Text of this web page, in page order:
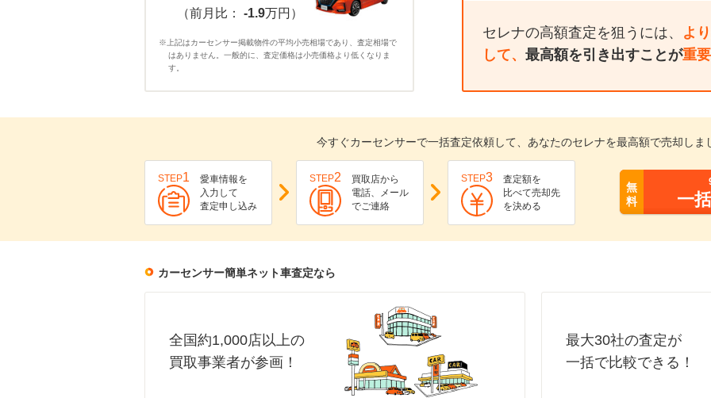
（前月比： -1.9万円）
※上記はカーセンサー掲載物件の平均小売相場であり、査定相場で
はありません。一般的に、査定価格は小売価格より低くなりま
す。
セレナの高額査定を狙うには、 よ
して、 最高額を引き出すことが重要
今すぐカーセンサーで一括査定依頼して、あなたのセレナを最高額で売却しま
STEP1
愛車情報を
入力して
査定申し込み
STEP2
買取店から
電話、メール
でご連絡
STEP3
査定額を
比べて売却先
を決める
無
料
一
カーセンサー簡単ネット車査定なら
全国約1,000店以上の
買取事業者が参画！
最大30社の査定が
一括で比較できる！